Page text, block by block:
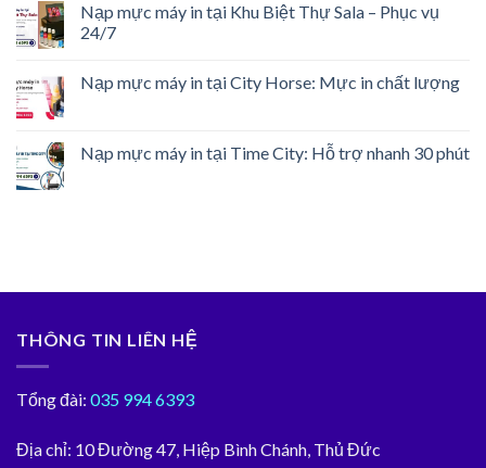
Nạp mực máy in tại Khu Biệt Thự Sala – Phục vụ
24/7
Nạp mực máy in tại City Horse: Mực in chất lượng
Nạp mực máy in tại Time City: Hỗ trợ nhanh 30 phút
THÔNG TIN LIÊN HỆ
Tổng đài: 035 994 6393
Địa chỉ: 10 Đường 47, Hiệp Bình Chánh, Thủ Đức